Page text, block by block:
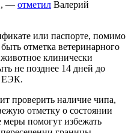
— отметил Валерий
или паспорте, помимо
отметка ветеринарного
клинически
не позднее 14 дней до
ЕЭК.
проверить наличие чипа,
отметку о состоянии
меры помогут избежать